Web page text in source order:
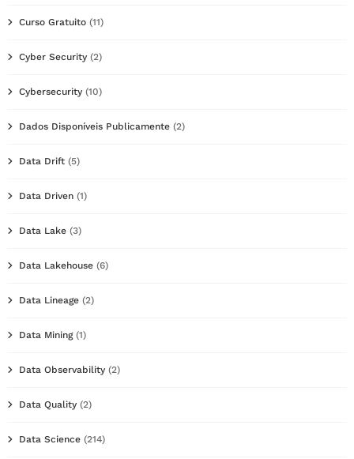
Curso Gratuito (11)
Cyber Security (2)
Cybersecurity (10)
Dados Disponíveis Publicamente (2)
Data Drift (5)
Data Driven (1)
Data Lake (3)
Data Lakehouse (6)
Data Lineage (2)
Data Mining(1)
Data Observability (2)
Data Quality (2)
Data Science (214)